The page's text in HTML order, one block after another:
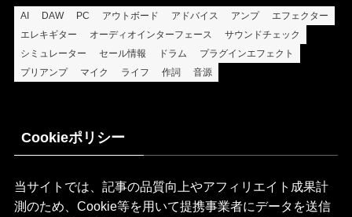
AI DAW PC アウトボード アドバイス アンプ
エフェクター
エレキギター
オーディオインターフェース
サウンドチェック
シミュレーター
セール情報 ドラム
プラグインエフェクト
プリアンプ
マイク ライフ 作詞 音源
Cookieポリシー
当サイトでは、記事の品質向上やアフィリエイト成果計
測のため、Cookie等を用いて提携事業者にデータを送信